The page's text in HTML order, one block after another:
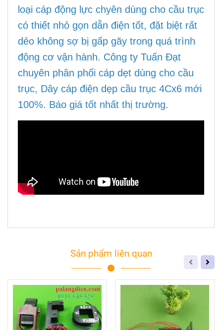
loại cáp động lực chyên dùng cho cầu trục
có thiết nhỏ gọn dẫn điện tốt, đặt biệt rất
dẻo không sợ bị gấp gãy trong quá trình
động cơ vận hành. Công ty Tuấn Đạt
chuyên phân phối cáp dẹt dùng cho cầu
trục, Dây cáp điện dẹp cầu trục 4Cx6 mới
100%. Báo giá tốt nhất thị trường.
Sản phẩm liên quan